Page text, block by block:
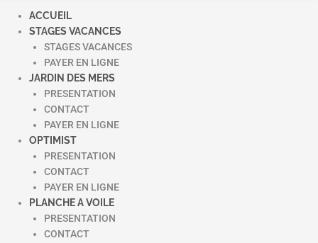
ACCUEIL
STAGES VACANCES
STAGES VACANCES
PAYER EN LIGNE
JARDIN DES MERS
PRESENTATION
CONTACT
PAYER EN LIGNE
OPTIMIST
PRESENTATION
CONTACT
PAYER EN LIGNE
PLANCHE A VOILE
PRESENTATION
CONTACT